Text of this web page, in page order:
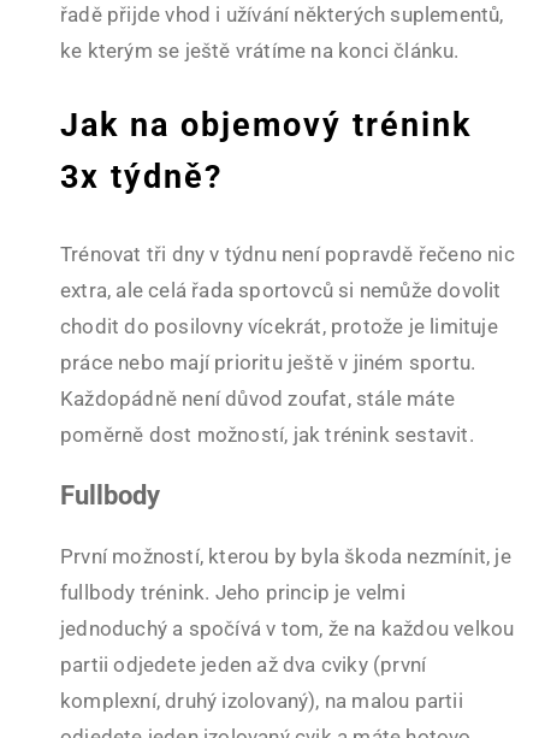
řadě přijde vhod i užívání některých suplementů,
ke kterým se ještě vrátíme na konci článku.
Jak na objemový trénink
3x týdně?
Trénovat tři dny v týdnu není popravdě řečeno nic
extra, ale celá řada sportovců si nemůže dovolit
chodit do posilovny vícekrát, protože je limituje
práce nebo mají prioritu ještě v jiném sportu.
Každopádně není důvod zoufat, stále máte
poměrně dost možností, jak trénink sestavit.
Fullbody
První možností, kterou by byla škoda nezmínit, je
fullbody trénink. Jeho princip je velmi
jednoduchý a spočívá v tom, že na každou velkou
partii odjedete jeden až dva cviky (první
komplexní, druhý izolovaný), na malou partii